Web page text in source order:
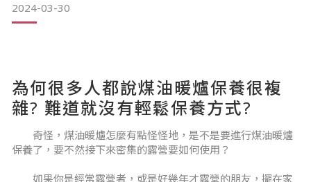
✨滿千送百活動✨
絕對是入手帳篷、露營大小物件最佳時機!!!
否真是缺點！
煤油暖爐缺點有哪些？關鍵煤油暖爐優點報你知！
煤油暖爐缺點與優勢是?
1-1煤油暖爐缺點
2024-03-30
為何很多人都說煤油暖爐保養很複
雜? 難道就沒有輕鬆保養方式?
奇怪，煤油暖爐怎麼有點怪怪地，是不是要進行煤油暖爐
保養了，要不然接下來密集的露營要如何使用？
如果你是經常露營者，或是好幾年才露營的朋友，擺在家